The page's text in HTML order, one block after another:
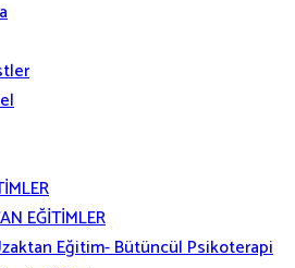
EĞİTİMLER
Eğitim- Bütüncül Psikoterapi